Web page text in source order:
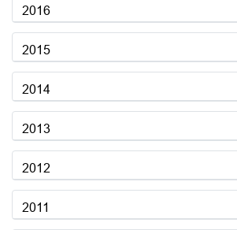
2016
2015
2014
2013
2012
2011